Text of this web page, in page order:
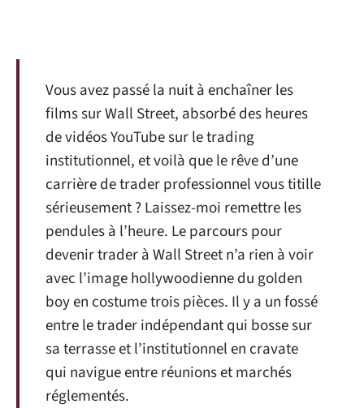
Vous avez passé la nuit à enchaîner les
films sur Wall Street, absorbé des heures
de vidéos YouTube sur le trading
institutionnel, et voilà que le rêve d’une
carrière de trader professionnel vous titille
sérieusement ? Laissez-moi remettre les
pendules à l’heure. Le parcours pour
devenir trader à Wall Street n’a rien à voir
avec l’image hollywoodienne du golden
boy en costume trois pièces. Il y a un fossé
entre le trader indépendant qui bosse sur
sa terrasse et l’institutionnel en cravate
qui navigue entre réunions et marchés
réglementés.